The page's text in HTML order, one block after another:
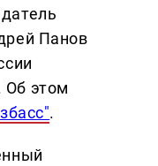
Панов
этом
.